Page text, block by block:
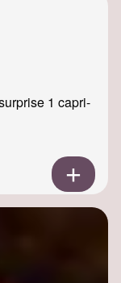
1 capri-